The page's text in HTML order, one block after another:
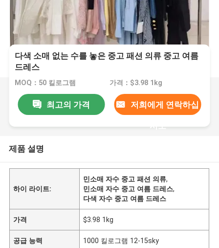
다색 소매 없는 수를 놓은 중고 패션 의류 중고 여름
드레스
MOQ：50 킬로그램 가격：$3.98 1kg
최고의 가격 저희에게 연락하십
시오
제품 설명
하이 라이트:
민소매 자수 중고 패션 의류,
민소매 자수 중고 여름 드레스,
다색 자수 중고 여름 드레스
가격 $3.98 1kg
공급 능력 1000 킬로그램 12-15sky